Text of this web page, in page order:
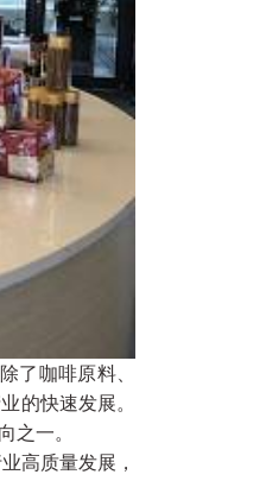
了咖啡原料、
的快速发展。
之一。
高质量发展，